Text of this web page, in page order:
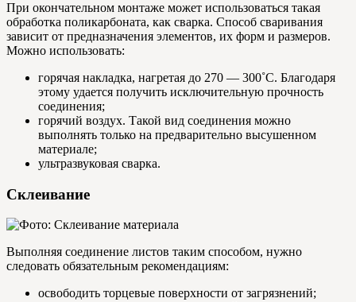
При окончательном монтаже может использоваться такая
обработка поликарбоната, как сварка. Способ сваривания
зависит от предназначения элементов, их форм и размеров.
Можно использовать:
горячая накладка, нагретая до 270 — 300˚С. Благодаря
этому удается получить исключительную прочность
соединения;
горячий воздух. Такой вид соединения можно
выполнять только на предварительно высушенном
материале;
ультразвуковая сварка.
Склеивание
Выполняя соединение листов таким способом, нужно
следовать обязательным рекомендациям:
освободить торцевые поверхности от загрязнений;